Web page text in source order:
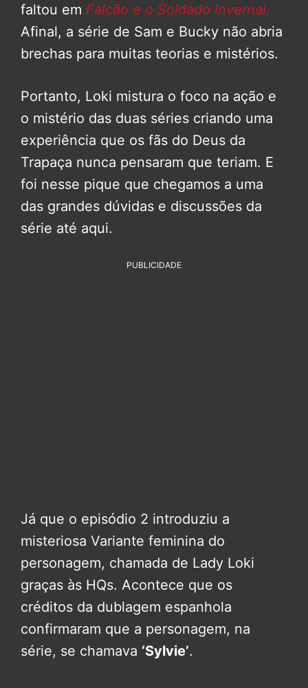
faltou em Falcão e o Soldado Invernal.
Afinal, a série de Sam e Bucky não abria
brechas para muitas teorias e mistérios.
Portanto, Loki mistura o foco na ação e
o mistério das duas séries criando uma
experiência que os fãs do Deus da
Trapaça nunca pensaram que teriam. E
foi nesse pique que chegamos a uma
das grandes dúvidas e discussões da
série até aqui.
PUBLICIDADE
Já que o episódio 2 introduziu a
misteriosa Variante feminina do
personagem, chamada de Lady Loki
graças às HQs. Acontece que os
créditos da dublagem espanhola
confirmaram que a personagem, na
série, se chamava ‘Sylvie’.